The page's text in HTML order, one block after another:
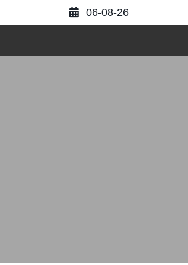
06-08-26